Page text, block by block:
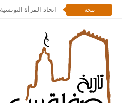
تتجه اتحاد المرأة